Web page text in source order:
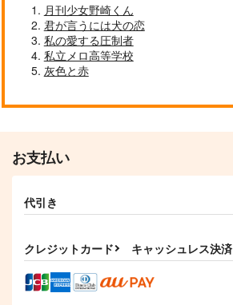
月刊少女野崎くん
君が言うには犬の恋
私の愛する圧制者
私立メロ高等学校
灰色と赤
お支払い
代引き
クレジットカード キャッシュレス決済